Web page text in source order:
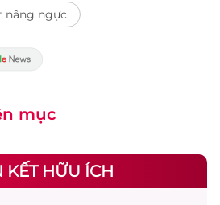
nâng ngực
mục
KẾT HỮU ÍCH